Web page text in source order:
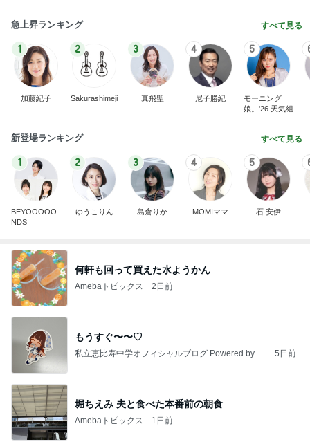
急上昇ランキング すべて見る
1
加藤紀子
2
Sakurashimeji
3
真飛聖
4
尼子勝紀
5
モーニング
娘。'26 天気組
新登場ランキング すべて見る
1
BEYOOOOO
NDS
2
ゆうこりん
3
島倉りか
4
MOMIママ
5
石 安伊
何軒も回って買えた水ようかん
Amebaトピックス 2日前
もうすぐ〜〜♡
私立恵比寿中学オフィシャルブログ Powered by A
5日前
堀ちえみ 夫と食べた本番前の朝食
Amebaトピックス 1日前